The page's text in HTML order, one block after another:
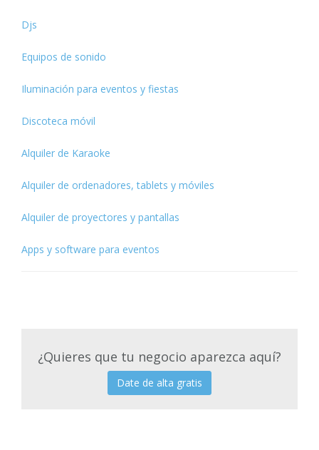
Djs
Equipos de sonido
Iluminación para eventos y fiestas
Discoteca móvil
Alquiler de Karaoke
Alquiler de ordenadores, tablets y móviles
Alquiler de proyectores y pantallas
Apps y software para eventos
¿Quieres que tu negocio aparezca aquí?
Date de alta gratis